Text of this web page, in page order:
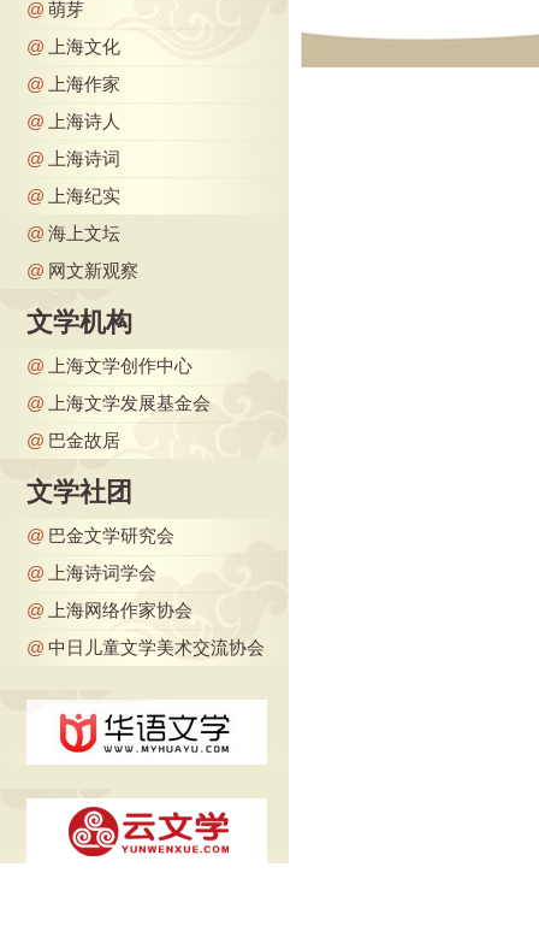
@ 萌芽
@
上海文化
@
上海作家
@
上海诗人
@
上海诗词
@
上海纪实
@ 海上文坛
@ 网文新观察
文学机构
@
上海文学创作中心
@
上海文学发展基金会
@ 巴金故居
文学社团
@ 巴金文学研究会
@
上海诗词学会
@
上海网络作家协会
@ 中日儿童文学美术交流协会